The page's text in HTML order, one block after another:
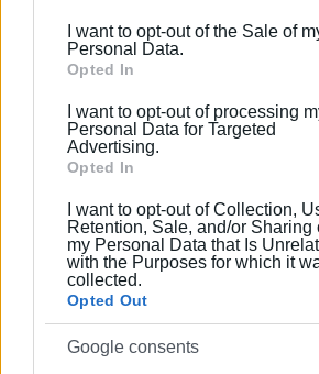
behaviour. You may click to grant or
Google and its third-party tags to use
section.
I want to opt-out of the Sale of
Personal Data.
Opted In
I want to opt-out of processing
Personal Data for Targeted
Advertising.
Opted In
I want to opt-out of Collection,
Retention, Sale, and/or Sharing
my Personal Data that Is
with the Purposes for which it
collected.
Opted Out
Google consents